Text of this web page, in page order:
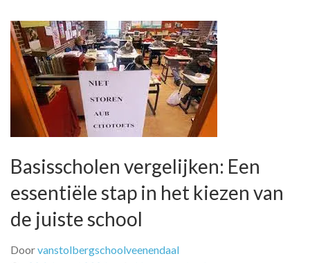
Basisscholen vergelijken: Een
essentiële stap in het kiezen van
de juiste school
Doorvanstolbergschoolveenendaal